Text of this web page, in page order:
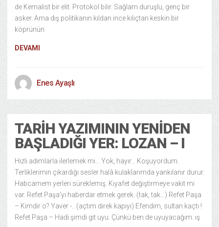
de Kemalist bir elit. Protokol bilir. Sağlam duruşlu, genç bir
asker. Ama dış politikanın kıldan ince kılıçtan keskin bir
köprünün
DEVAMI
Enes Ayaşlı
TARIH YAZIMININ YENIDEN
BAŞLADIĞI YER: LOZAN – I
Hızlı adımlarla ilerlemek mi… Yok, hayır… Koşuyordum.
Terliklerimin çıkardığı sesler halâ kulaklarımda yankılanır durur.
Habcamem yerleri süreklemiş. Kıyafet değiştirmeye vakit mi
var. Refet Paşa’yı haberdar etmek gerek. (tak, tak…) Refet Paşa
– Kimdir o? Yaver -.. (açtım direk kapıyı) Efendim, sultan kaçtı !
Refet Paşa – Hadi şimdi git uyu. Çünkü ben de uyuyacağım. ış